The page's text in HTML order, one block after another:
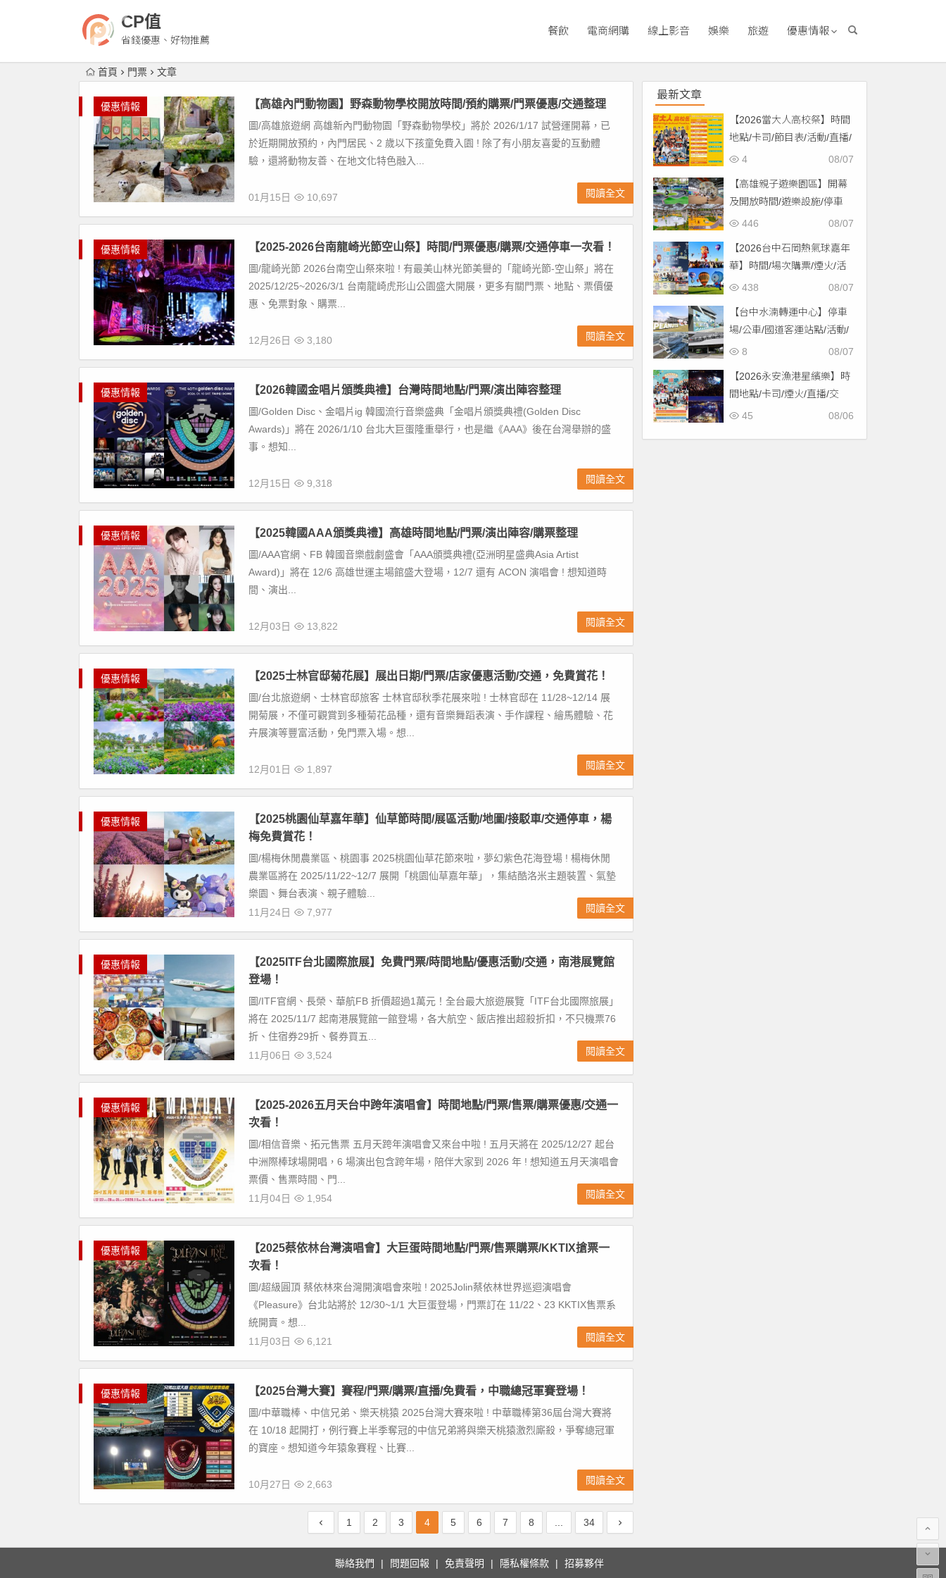
CP值
省錢優惠、好物推薦
餐飲 電商網購 線上影音 娛樂 旅遊 優惠情報
首頁 門票 文章
優惠情報 【高雄內門動物園】野森動物學校開放時間/預約購票/門票優惠/交通整理
圖/高雄旅遊網 高雄新內門動物園「野森動物學校」將於 2026/1/17 試營運開幕，已
於近期開放預約，內門居民、2 歲以下孩童免費入園 ! 除了有小朋友喜愛的互動體
驗，還將動物友善、在地文化特色融入...
01月15日 10,697 閱讀全文
優惠情報 【2025-2026台南龍崎光節空山祭】時間/門票優惠/購票/交通停車一次看！
圖/龍崎光節 2026台南空山祭來啦 ! 有最美山林光節美譽的「龍崎光節-空山祭」將在
2025/12/25~2026/3/1 台南龍崎虎形山公園盛大開展，更多有關門票、地點、票價優
惠、免票對象、購票...
12月26日 3,180 閱讀全文
優惠情報 【2026韓國金唱片頒獎典禮】台灣時間地點/門票/演出陣容整理
圖/Golden Disc、金唱片ig 韓國流行音樂盛典「金唱片頒獎典禮(Golden Disc
Awards)」將在 2026/1/10 台北大巨蛋隆重舉行，也是繼《AAA》後在台灣舉辦的盛
事。想知...
12月15日 9,318 閱讀全文
優惠情報 【2025韓國AAA頒獎典禮】高雄時間地點/門票/演出陣容/購票整理
圖/AAA官網、FB 韓國音樂戲劇盛會「AAA頒獎典禮(亞洲明星盛典Asia Artist
Award)」將在 12/6 高雄世運主場館盛大登場，12/7 還有 ACON 演唱會 ! 想知道時
間、演出...
12月03日 13,822 閱讀全文
優惠情報 【2025士林官邸菊花展】展出日期/門票/店家優惠活動/交通，免費賞花！
圖/台北旅遊網、士林官邸旅客 士林官邸秋季花展來啦 ! 士林官邸在 11/28~12/14 展
開菊展，不僅可觀賞到多種菊花品種，還有音樂舞蹈表演、手作課程、繪馬體驗、花
卉展演等豐富活動，免門票入場。想...
12月01日 1,897 閱讀全文
優惠情報
【2025桃園仙草嘉年華】仙草節時間/展區活動/地圖/接駁車/交通停車，楊
梅免費賞花！
圖/楊梅休閒農業區、桃園事 2025桃園仙草花節來啦，夢幻紫色花海登場 ! 楊梅休閒
農業區將在 2025/11/22~12/7 展開「桃園仙草嘉年華」，集結酷洛米主題裝置、氣墊
樂園、舞台表演、親子體驗...
11月24日
7,977 閱讀全文
優惠情報
【2025ITF台北國際旅展】免費門票/時間地點/優惠活動/交通，南港展覽館
登場！
圖/ITF官網、長榮、華航FB 折價超過1萬元！全台最大旅遊展覽「ITF台北國際旅展」
將在 2025/11/7 起南港展覽館一館登場，各大航空、飯店推出超殺折扣，不只機票76
折、住宿券29折、餐券買五...
11月06日
3,524 閱讀全文
優惠情報
【2025-2026五月天台中跨年演唱會】時間地點/門票/售票/購票優惠/交通一
次看！
圖/相信音樂、拓元售票 五月天跨年演唱會又來台中啦 ! 五月天將在 2025/12/27 起台
中洲際棒球場開唱，6 場演出包含跨年場，陪伴大家到 2026 年 ! 想知道五月天演唱會
票價、售票時間、門...
11月04日
1,954 閱讀全文
優惠情報
【2025蔡依林台灣演唱會】大巨蛋時間地點/門票/售票購票/KKTIX搶票一
次看！
圖/超級圓頂 蔡依林來台灣開演唱會來啦 ! 2025Jolin蔡依林世界巡迴演唱會
《Pleasure》台北站將於 12/30~1/1 大巨蛋登場，門票訂在 11/22、23 KKTIX售票系
統開賣。想...
11月03日
6,121 閱讀全文
優惠情報 【2025台灣大賽】賽程/門票/購票/直播/免費看，中職總冠軍賽登場！
圖/中華職棒、中信兄弟、樂天桃猿 2025台灣大賽來啦 ! 中華職棒第36屆台灣大賽將
在 10/18 起開打，例行賽上半季奪冠的中信兄弟將與樂天桃猿激烈廝殺，爭奪總冠軍
的寶座。想知道今年猿象賽程、比賽...
10月27日 2,663 閱讀全文
1 2 3 4 5 6 7 8 34
最新文章
【2026當大人高校祭】時間
地點/卡司/節目表/活動/直播/
交通，免費入場！
08/07
4
【高雄親子遊樂園區】開幕
及開放時間/遊樂設施/停車
場/交通一次看！
08/07
446
【2026台中石岡熱氣球嘉年
華】時間/場次購票/煙火/活
動/交通，土牛運動公園登08/07
438
【台中水湳轉運中心】停車
場/公車/國道客運站點/活動/
交通，啟用免費停車！ 08/07
8
【2026永安漁港星繽樂】時
間地點/卡司/煙火/直播/交
通，免費入場！
08/06
45
聯絡我們 問題回報 免責聲明 隱私權條款 招募夥伴